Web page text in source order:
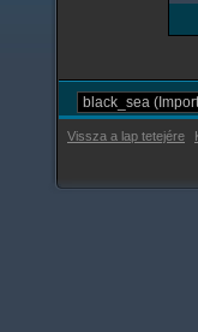
Vissza a lap tetejére